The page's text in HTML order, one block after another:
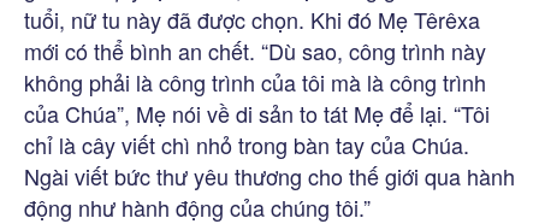
tuổi, nữ tu này đã được chọn. Khi đó Mẹ Têrêxa
mới có thể bình an chết. “Dù sao, công trình này
không phải là công trình của tôi mà là công trình
của Chúa”, Mẹ nói về di sản to tát Mẹ để lại. “Tôi
chỉ là cây viết chì nhỏ trong bàn tay của Chúa.
Ngài viết bức thư yêu thương cho thế giới qua hành
động như hành động của chúng tôi.”